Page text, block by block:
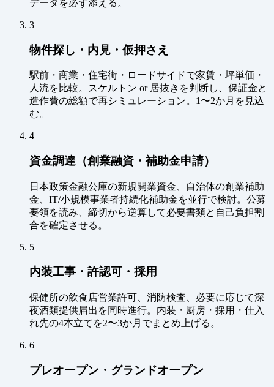
データを必ず添える。
3
物件探し・内見・仮押さえ
駅前・商業・住宅街・ロードサイドで家賃・坪単価・
人流を比較。スケルトン or 居抜きを判断し、保証金と
造作費の総額で再シミュレーション。1〜2か月を見込
む。
4
資金調達（創業融資・補助金申請）
日本政策金融公庫の新規開業資金、自治体の創業補助
金、IT/小規模事業者持続化補助金を並行で検討。公募
要領を読み、締切から逆算して必要書類と自己負担割
合を確定させる。
5
内装工事・許認可・採用
保健所の飲食店営業許可、消防検査、必要に応じて深
夜酒類提供届出を同時進行。内装・厨房・採用・仕入
れ先の4本立てを2〜3か月でまとめ上げる。
6
プレオープン・グランドオープン